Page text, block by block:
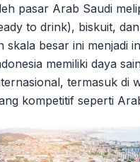
pasar Arab Saudi
to drink), biskuit,
skala besar ini menjadi
memiliki daya
termasuk di
kompetitif seperti